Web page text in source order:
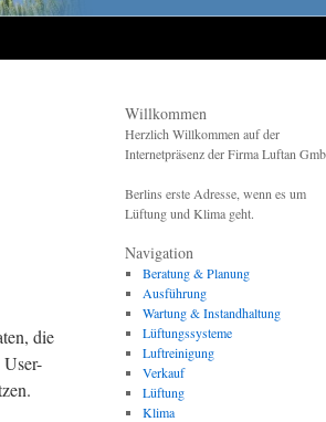
die
Willkommen
Herzlich Willkommen auf der
Internetpräsenz der Firma Luftan
Berlins erste Adresse, wenn es um
Lüftung und Klima geht.
Navigation
Beratung & Planung
Ausführung
Wartung & Instandhaltung
Lüftungssysteme
Luftreinigung
Verkauf
Lüftung
Klima